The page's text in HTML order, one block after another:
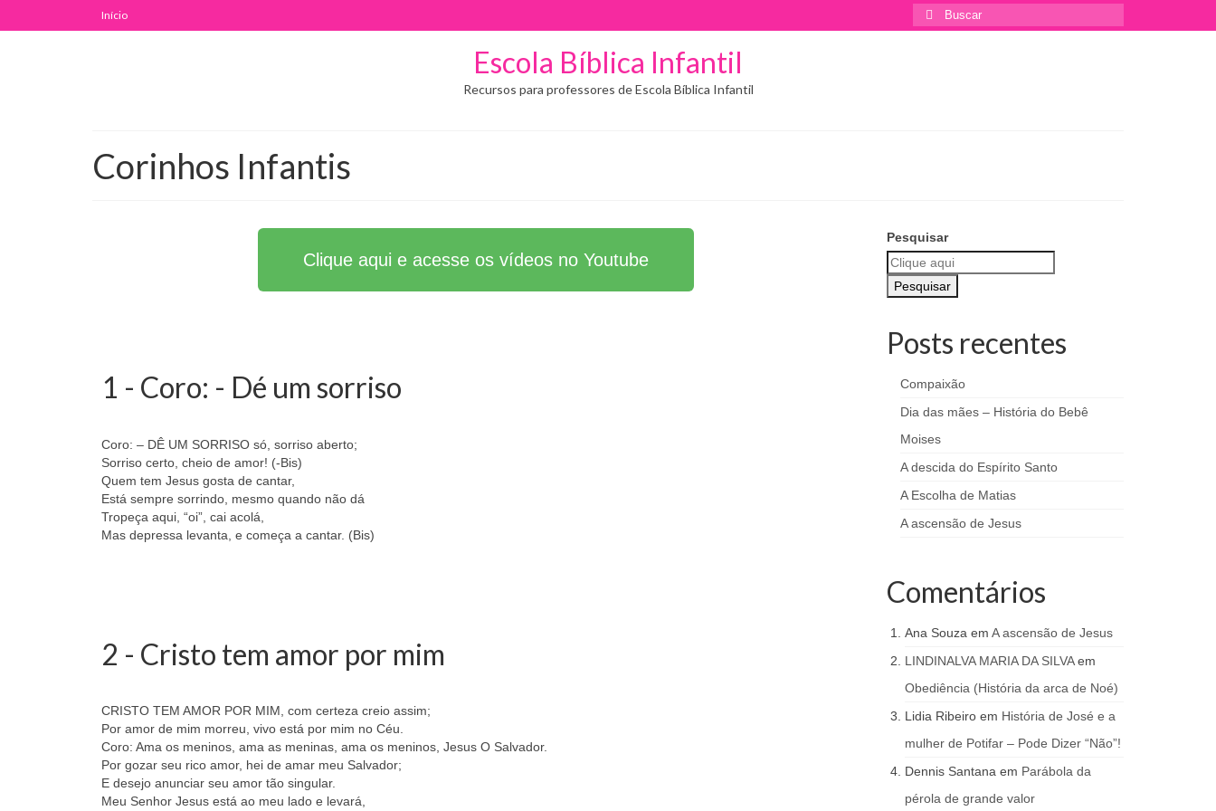
Início
Escola Bíblica Infantil
Recursos para professores de Escola Bíblica Infantil
Corinhos Infantis
Clique aqui e acesse os vídeos no Youtube
1 - Coro: - Dé um sorriso
Coro: – DÊ UM SORRISO só, sorriso aberto;
Sorriso certo, cheio de amor! (-Bis)
Quem tem Jesus gosta de cantar,
Está sempre sorrindo, mesmo quando não dá
Tropeça aqui, “oi”, cai acolá,
Mas depressa levanta, e começa a cantar. (Bis)
2 - Cristo tem amor por mim
CRISTO TEM AMOR POR MIM, com certeza creio assim;
Por amor de mim morreu, vivo está por mim no Céu.
Coro: Ama os meninos, ama as meninas, ama os meninos, Jesus O Salvador.
Por gozar seu rico amor, hei de amar meu Salvador;
E desejo anunciar seu amor tão singular.
Meu Senhor Jesus está ao meu lado e levará,
Pesquisar
Pesquisar
Posts recentes
Compaixão
Dia das mães – História do Bebê
Moises
A descida do Espírito Santo
A Escolha de Matias
A ascensão de Jesus
Comentários
Ana Souza em A ascensão de Jesus
LINDINALVA MARIA DA SILVAem
Obediência (História da arca de Noé)
Lidia Ribeiroem História de José e a
mulher de Potifar – Pode Dizer “Não”!
Dennis Santana em Parábola da
pérola de grande valor